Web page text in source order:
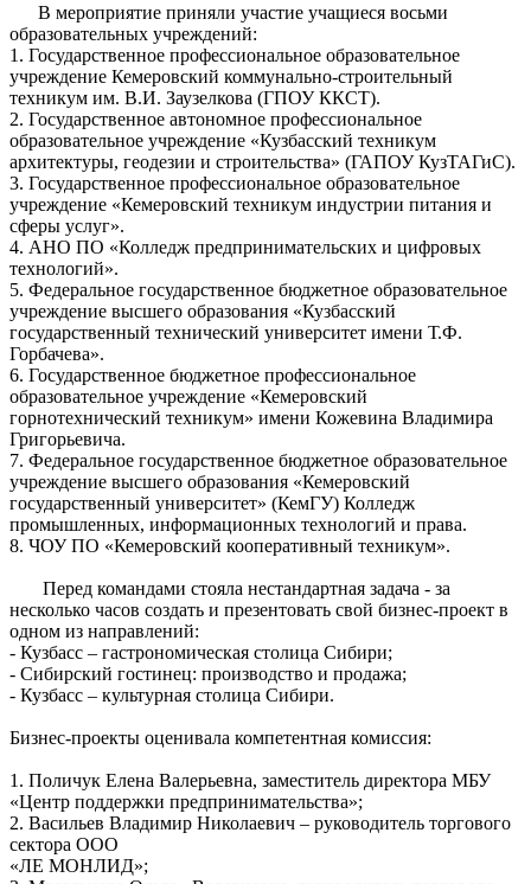
В мероприятие приняли участие учащиеся восьми
образовательных учреждений:
1. Государственное профессиональное образовательное
учреждение Кемеровский коммунально-строительный
техникум им. В.И. Заузелкова (ГПОУ ККСТ).
2. Государственное автономное профессиональное
образовательное учреждение «Кузбасский техникум
архитектуры, геодезии и строительства» (ГАПОУ КузТАГиС).
3. Государственное профессиональное образовательное
учреждение «Кемеровский техникум индустрии питания и
сферы услуг».
4. АНО ПО «Колледж предпринимательских и цифровых
технологий».
5. Федеральное государственное бюджетное образовательное
учреждение высшего образования «Кузбасский
государственный технический университет имени Т.Ф.
Горбачева».
6. Государственное бюджетное профессиональное
образовательное учреждение «Кемеровский
горнотехнический техникум» имени Кожевина Владимира
Григорьевича.
7. Федеральное государственное бюджетное образовательное
учреждение высшего образования «Кемеровский
государственный университет» (КемГУ) Колледж
промышленных, информационных технологий и права.
8. ЧОУ ПО «Кемеровский кооперативный техникум».
Перед командами стояла нестандартная задача - за
несколько часов создать и презентовать свой бизнес-проект в
одном из направлений:
- Кузбасс – гастрономическая столица Сибири;
- Сибирский гостинец: производство и продажа;
- Кузбасс – культурная столица Сибири.
Бизнес-проекты оценивала компетентная комиссия:
1. Поличук Елена Валерьевна, заместитель директора МБУ
«Центр поддержки предпринимательства»;
2. Васильев Владимир Николаевич – руководитель торгового
сектора ООО
«ЛЕ МОНЛИД»;